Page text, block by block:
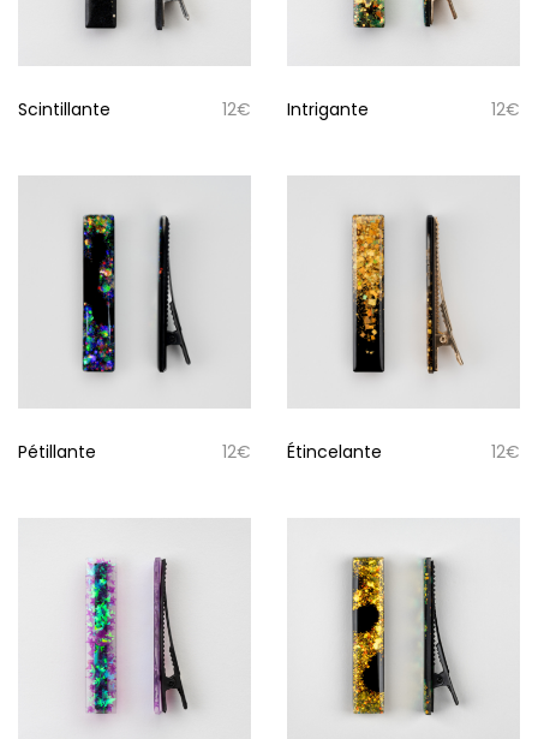
Scintillante 12€ Intrigante 12€
Pétillante 12€ Étincelante 12€